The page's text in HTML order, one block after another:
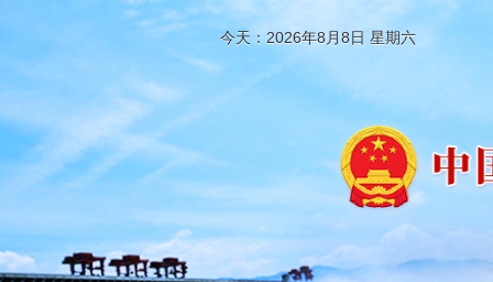
今天：2026年8月8日 星期六